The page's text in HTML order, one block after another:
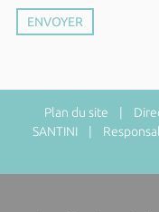
Plan du site |
SANTINI |